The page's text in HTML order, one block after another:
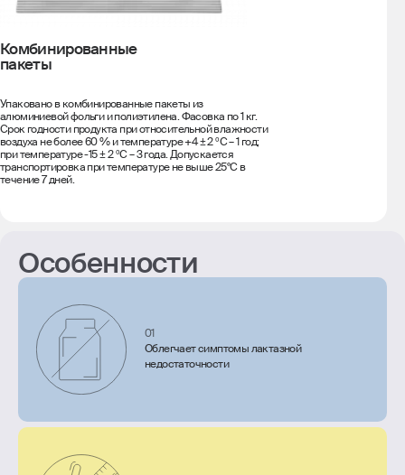
Комбинированные
пакеты
Упаковано в комбинированные пакеты из
алюминиевой фольги и полиэтилена. Фасовка по 1 кг.
Срок годности продукта при относительной влажности
воздуха не более 60 % и температуре +4 ± 2 ºС – 1 год;
при температуре -15 ± 2 ºС – 3 года. Допускается
транспортировка при температуре не выше 25°С в
течение 7 дней.
Особенности
01
Облегчает симптомы лактазной
недостаточности